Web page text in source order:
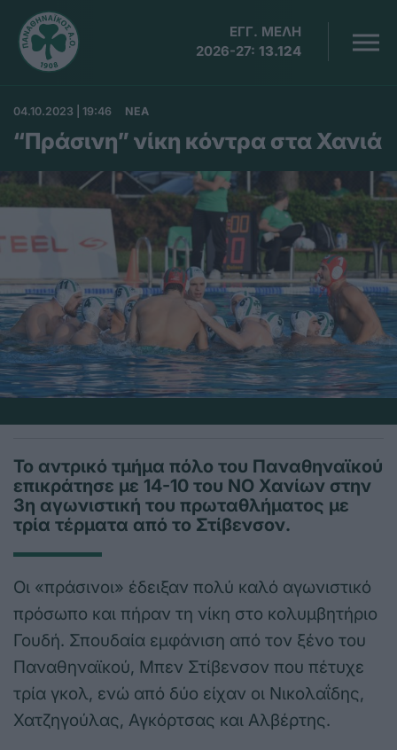
ΕΓΓ. ΜΕΛΗ
2026-27: 13.124
04.10.2023 | 19:46 ΝΕΑ
“Πράσινη” νίκη κόντρα στα Χανιά
Το αντρικό τμήμα πόλο του Παναθηναϊκού
επικράτησε με 14-10 του ΝΟ Χανίων στην
3η αγωνιστική του πρωταθλήματος με
τρία τέρματα από το Στίβενσον.
Οι «πράσινοι» έδειξαν πολύ καλό αγωνιστικό
πρόσωπο και πήραν τη νίκη στο κολυμβητήριο
Γουδή. Σπουδαία εμφάνιση από τον ξένο του
Παναθηναϊκού, Μπεν Στίβενσον που πέτυχε
τρία γκολ, ενώ από δύο είχαν οι Νικολαΐδης,
Χατζηγούλας, Αγκόρτσας και Αλβέρτης.